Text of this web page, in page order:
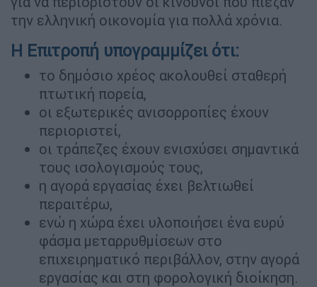
την ελληνική οικονομία για πολλά χρόνια.
Η Επιτροπή υπογραμμίζει ότι:
το δημόσιο χρέος ακολουθεί σταθερή
πτωτική πορεία,
οι εξωτερικές ανισορροπίες έχουν
περιοριστεί,
οι τράπεζες έχουν ενισχύσει σημαντικά
τους ισολογισμούς τους,
η αγορά εργασίας έχει βελτιωθεί
περαιτέρω,
ενώ η χώρα έχει υλοποιήσει ένα ευρύ
φάσμα μεταρρυθμίσεων στο
επιχειρηματικό περιβάλλον, στην αγορά
εργασίας και στη φορολογική διοίκηση.